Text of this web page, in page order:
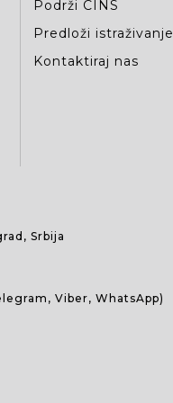
Podrži CINS
Predloži istraživanje
Kontaktiraj nas
Srbija
Viber, WhatsApp)